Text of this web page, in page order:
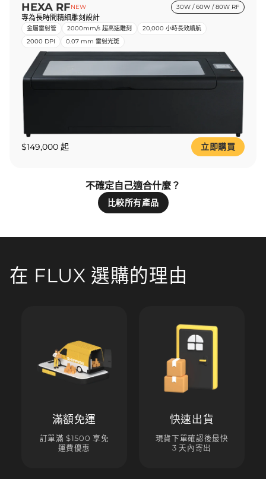
HEXA RFNEW 30W / 60W / 80W RF
專為長時間精細雕刻設計
金屬雷射管 2000mm/s 超高速雕刻
20,000 小時長效續航
2000 DPI
0.07 mm 雷射光斑
$149,000 起 立即購買
不確定自己適合什麼？
比較所有產品
在 FLUX 選購的理由
滿額免運
訂單滿 $1500 享免
運費優惠
快速出貨
現貨下單確認後最快
3 天內寄出